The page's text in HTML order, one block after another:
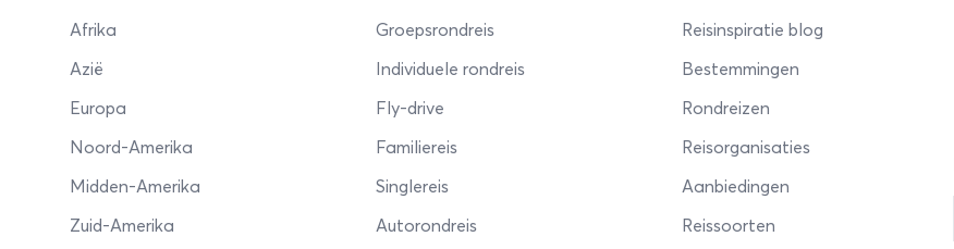
Afrika
Azië
Europa
Noord-Amerika
Midden-Amerika
Zuid-Amerika
Groepsrondreis
Individuele rondreis
Fly-drive
Familiereis
Singlereis
Autorondreis
Reisinspiratie blog
Bestemmingen
Rondreizen
Reisorganisaties
Aanbiedingen
Reissoorten